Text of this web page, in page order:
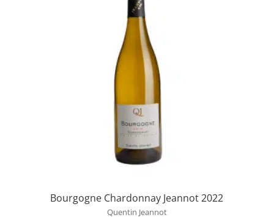
Bourgogne Chardonnay Jeannot 2022
Quentin Jeannot